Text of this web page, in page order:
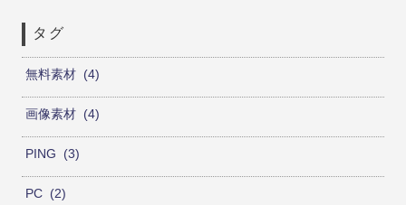
タグ
無料素材 4
画像素材 4
PING 3
PC 2